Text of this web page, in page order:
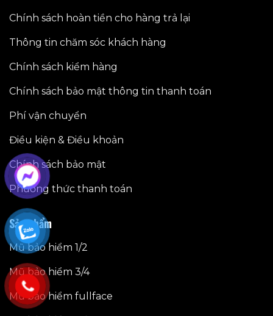
Chính sách hoàn tiền cho hàng trả lại
Thông tin chăm sóc khách hàng
Chính sách kiểm hàng
Chính sách bảo mật thông tin thanh toán
Phí vận chuyển
Điều kiện & Điều khoản
Chính sách bảo mật
Phương thức thanh toán
Sản phẩm
Mũ bảo hiểm 1/2
Mũ bảo hiểm 3/4
Mũ bảo hiểm fullface